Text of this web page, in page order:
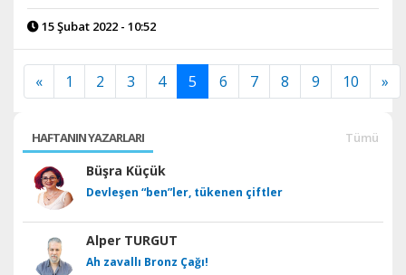
15 Şubat 2022 - 10:52
« 1 2 3 4 5 6 7 8 9 10 »
HAFTANIN YAZARLARI Tümü
Büşra Küçük
Devleşen “ben”ler, tükenen çiftler
Alper TURGUT
Ah zavallı Bronz Çağı!